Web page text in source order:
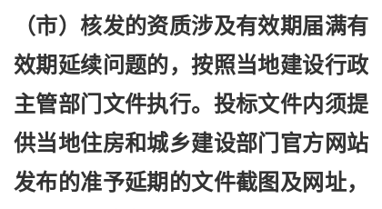
（市）核发的资质涉及有效期届满有
效期延续问题的，按照当地建设行政
主管部门文件执行。投标文件内须提
供当地住房和城乡建设部门官方网站
发布的准予延期的文件截图及网址，